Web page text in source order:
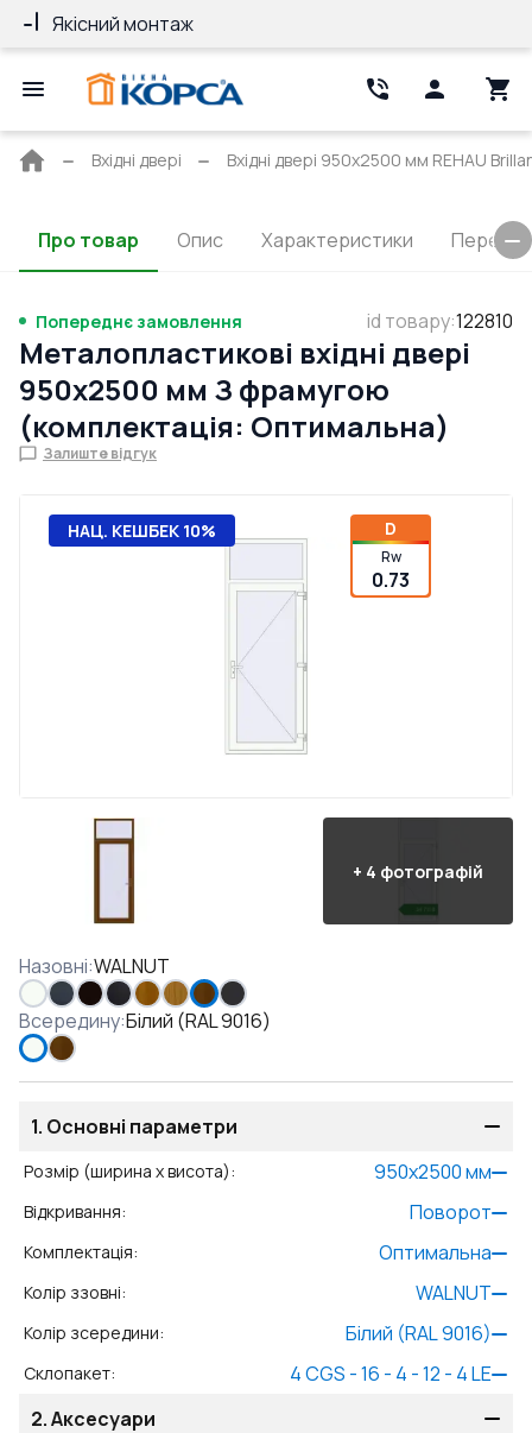
Якісний монтаж
Головна
Вхідні двері Вхідні двері 950x2500 мм REHAU
Про товар Опис Характеристики
Попереднє замовлення id товару:122810
Металопластикові вхідні двері
950x2500 мм З фрамугою
(комплектація: Оптимальна)
Залиште відгук
НАЦ. КЕШБЕК 10% D
Rw
0.73
+ 4 фотографій
Назовні:WALNUT
Всередину:Білий (RAL 9016)
1. Основні параметри
Розмір (ширина x висота): 950x2500мм
Відкривання: Поворот
Комплектація: Оптимальна
Колір ззовні: WALNUT
Колір зсередини: Білий (RAL 9016)
Склопакет:
4 CGS - 16 - 4 - 12 - 4 LE
2.Аксесуари